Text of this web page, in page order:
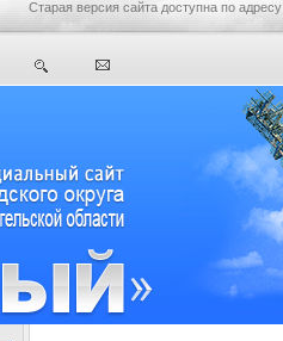
Старая версия сайта доступна по адресу